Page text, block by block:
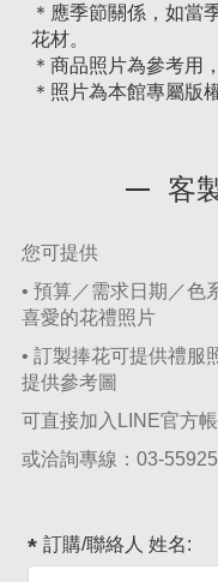
＊應季節關係，如當
花材。
＊商品照片為參考用
＊照片為本館專屬版
客
您可提供
• 預算／需求日期／色
喜愛的花禮照片
• 訂製捧花可提供禮服
提供參考圖
可直接加入LINE官方帳
或洽詢專線： 03-
訂購/聯絡人 姓名: